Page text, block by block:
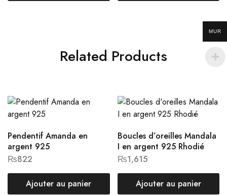
Related Products
Pendentif Amanda en
argent 925
₨822
Ajouter au panier
Boucles d’oreilles Mandala
I en argent 925 Rhodié
₨1,615
Ajouter au panier
MUR